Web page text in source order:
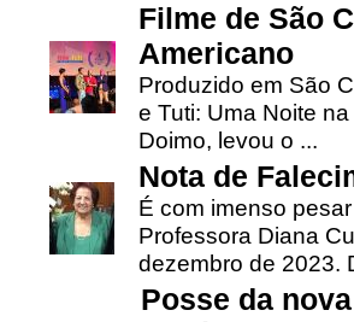
Filme de São
Americano
Produzido em São
e Tuti: Uma Noite
Doimo, levou o ...
Nota de
É com imenso
Professora Diana
dezembro de 2023.
Posse da